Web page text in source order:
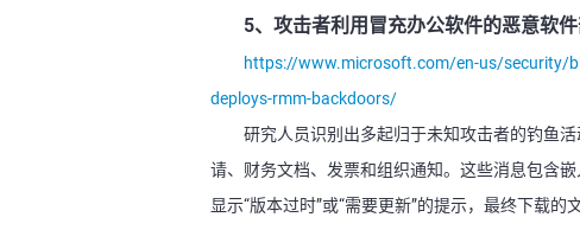
5、攻击者利用冒充办公软件的恶意软
https://www.microsoft.com/en-us/security/
deploys-rmm-backdoors/
研究人员识别出多起归于未知攻击者的钓鱼
请、财务文档、发票和组织通知。这些消息包含
显示“版本过时”或“需要更新”的提示，最终下载